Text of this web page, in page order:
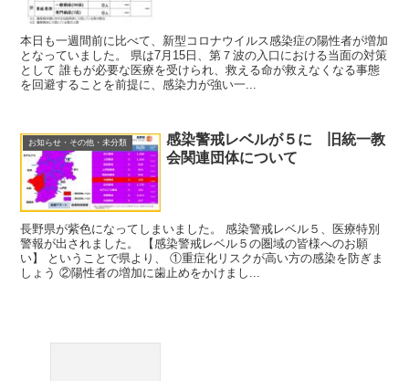
本日も一週間前に比べて、新型コロナウイルス感染症の陽性者が増加
となっていました。 県は7月15日、第７波の入口における当面の対策
として 誰もが必要な医療を受けられ、救える命が救えなくなる事態
を回避することを前提に、感染力が強い一...
お知らせ・その他・未分類
感染警戒レベルが５に 旧統一教
会関連団体について
長野県が紫色になってしまいました。 感染警戒レベル５、医療特別
警報が出されました。 【感染警戒レベル５の圏域の皆様へのお願
い】 ということで県より、 ①重症化リスクが高い方の感染を防ぎま
しょう ②陽性者の増加に歯止めをかけまし...